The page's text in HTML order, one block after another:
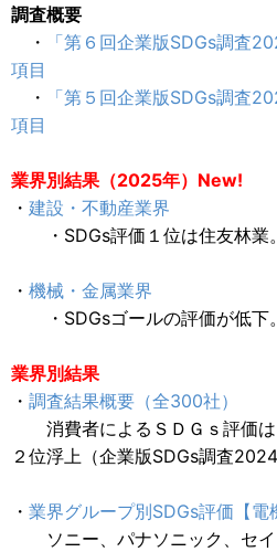
調査概要
・
「第６回企業版SDGs調査
項目
・
「第５回企業版SDGs調査
項目
業界別結果（2025年）New!
・ 建設・不動産業界
・SDGs評価１位は住友林業
・ 機械・金属業界
・SDGsゴールの評価が低下
業界別結果
・ 調査結果概要（全300社）
消費者によるＳＤＧｓ評価は
２位浮上（企業版SDGs調査2024
・ 業界グループ別SDGs評価【電
ソニー、パナソニック、セイ